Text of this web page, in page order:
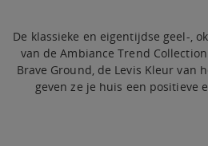
De klassieke en eigentijdse geel-,
van de Ambiance Trend
Brave Ground, de Levis Kleur van
geven ze je huis een positieve